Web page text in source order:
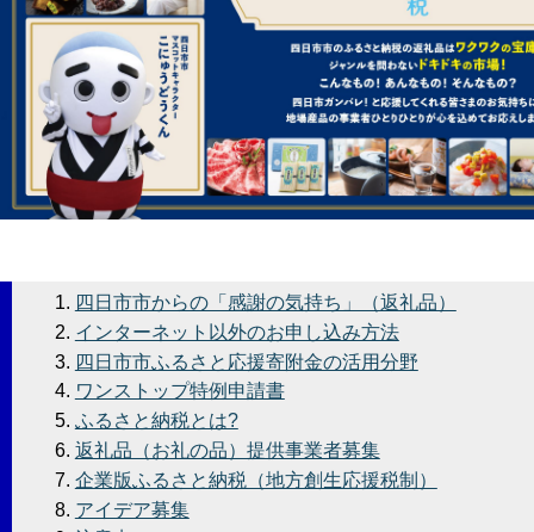
四日市市からの「感謝の気持ち」（返礼品）
インターネット以外のお申し込み方法
四日市市ふるさと応援寄附金の活用分野
ワンストップ特例申請書
ふるさと納税とは?
返礼品（お礼の品）提供事業者募集
企業版ふるさと納税（地方創生応援税制）
アイデア募集